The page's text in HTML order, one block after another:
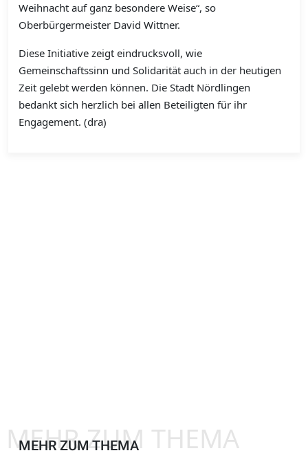
Weihnacht auf ganz besondere Weise“, so
Oberbürgermeister David Wittner.
Diese Initiative zeigt eindrucksvoll, wie
Gemeinschaftssinn und Solidarität auch in der heutigen
Zeit gelebt werden können. Die Stadt Nördlingen
bedankt sich herzlich bei allen Beteiligten für ihr
Engagement. (dra)
MEHR ZUM THEMA
MEHR ZUM THEMA